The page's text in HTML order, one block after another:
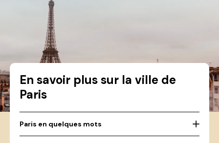
En savoir plus sur la ville de
Paris
Paris en quelques mots